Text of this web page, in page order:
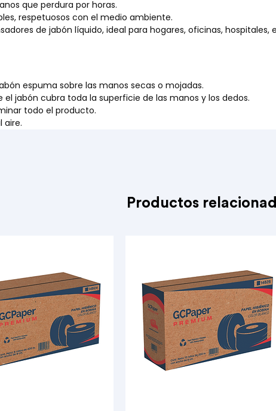
que perdura por horas.
respetuosos con el medio ambiente.
de jabón líquido, ideal para hogares, oficinas, hospitales,
espuma sobre las manos secas o mojadas.
jabón cubra toda la superficie de las manos y los dedos.
todo el producto.
aire.
Productos